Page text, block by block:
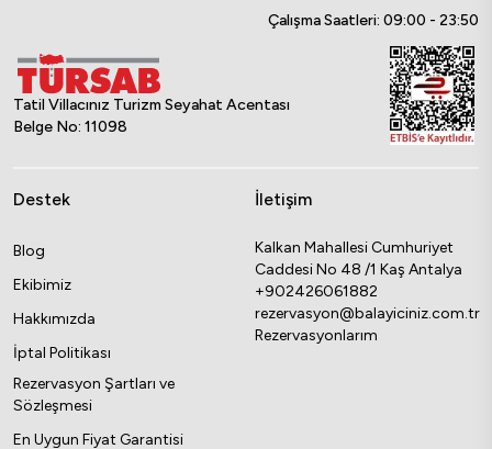
Çalışma Saatleri: 09:00 - 23:50
Tatil Villacınız Turizm Seyahat Acentası
Belge No: 11098
Destek
Blog
Ekibimiz
Hakkımızda
İptal Politikası
Rezervasyon Şartları ve
Sözleşmesi
En Uygun Fiyat Garantisi
İletişim
Kalkan Mahallesi Cumhuriyet
Caddesi No 48 /1 Kaş Antalya
+902426061882
rezervasyon@balayiciniz.com.tr
Rezervasyonlarım